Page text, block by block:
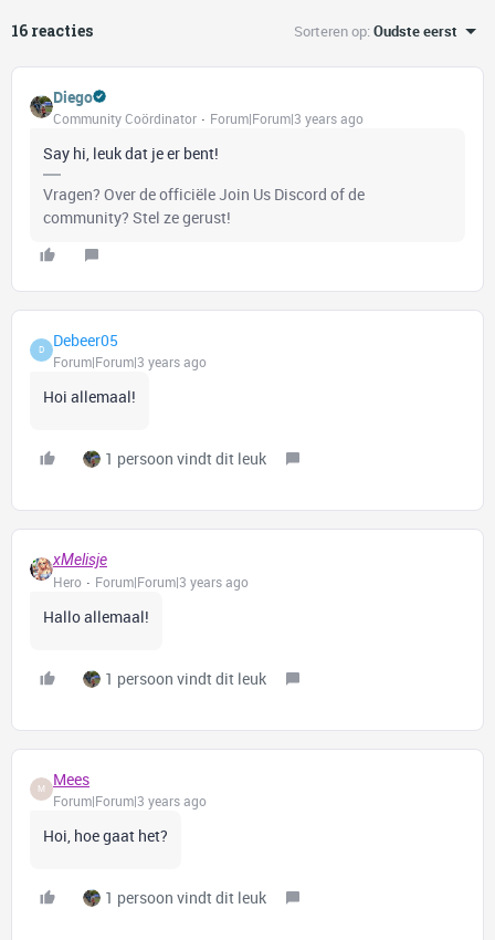
16 reacties Sorteren op:Oudste eerst
Diego
Community Coördinator Forum|Forum|3 years ago
Say hi, leuk dat je er bent!
Vragen? Over de officiële Join Us Discord of de
community? Stel ze gerust!
D Debeer05
Forum|Forum|3 years ago
Hoi allemaal!
1 persoon vindt dit leuk
xMelisje
Hero
Forum|Forum|3 years ago
Hallo allemaal!
1 persoon vindt dit leuk
M Mees
Forum|Forum|3 years ago
Hoi, hoe gaat het?
1 persoon vindt dit leuk